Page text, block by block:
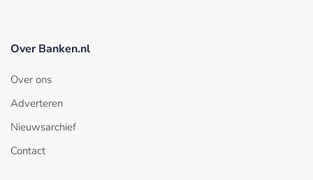
Over Banken.nl
Over ons
Adverteren
Nieuwsarchief
Contact